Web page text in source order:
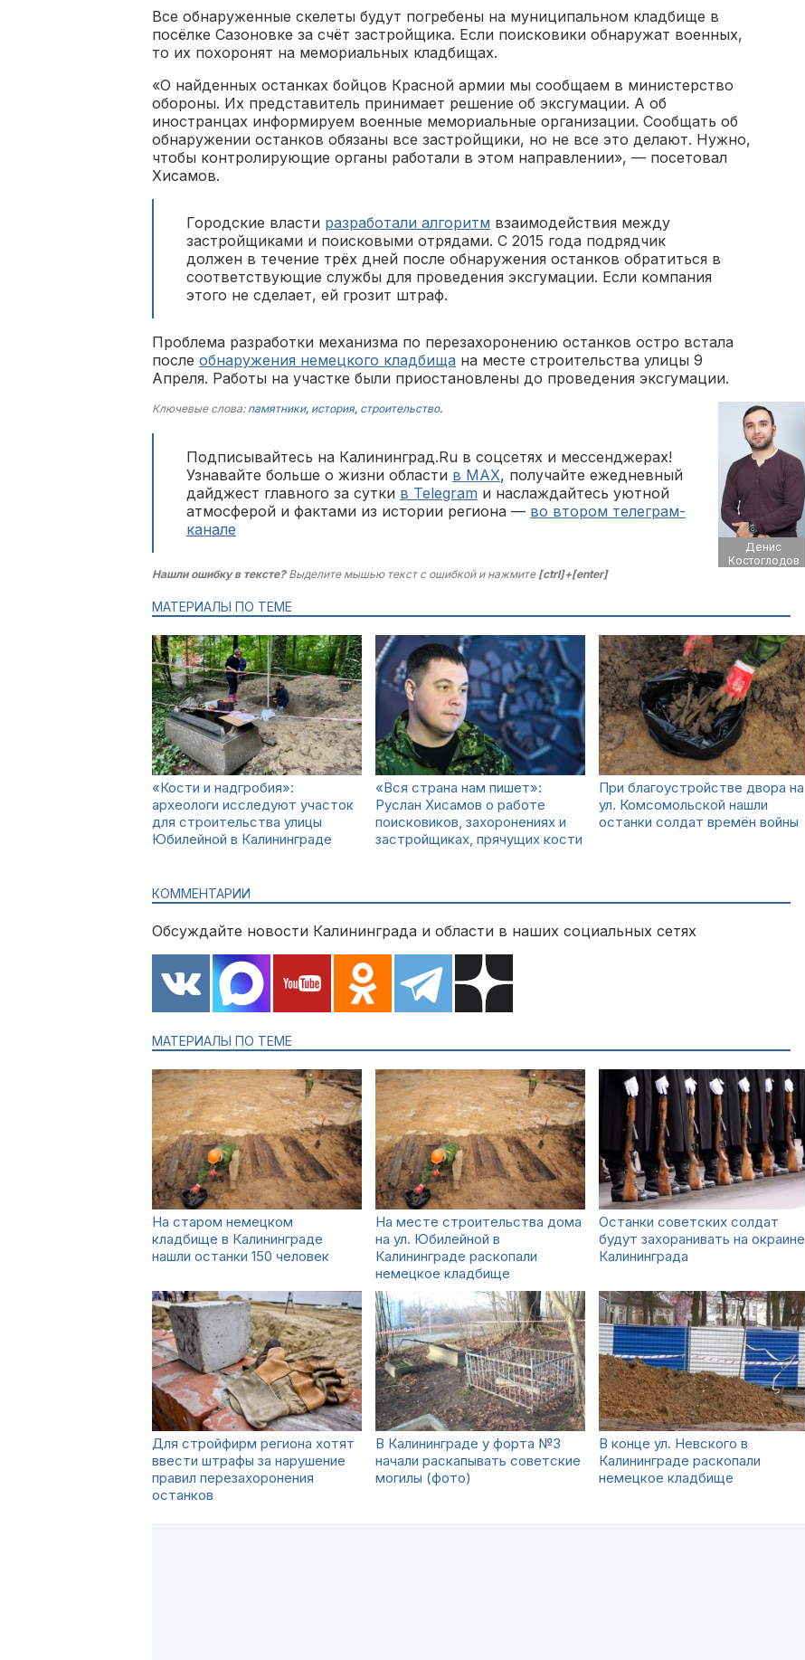
Все обнаруженные скелеты будут погребены на муниципальном кладбище в
посёлке Сазоновке за счёт застройщика. Если поисковики обнаружат военных,
то их похоронят на мемориальных кладбищах.
«О найденных останках бойцов Красной армии мы сообщаем в министерство
обороны. Их представитель принимает решение об эксгумации. А об
иностранцах информируем военные мемориальные организации. Сообщать об
обнаружении останков обязаны все застройщики, но не все это делают. Нужно,
чтобы контролирующие органы работали в этом направлении», — посетовал
Хисамов.
Городские власти разработали алгоритм взаимодействия между
застройщиками и поисковыми отрядами. С 2015 года подрядчик
должен в течение трёх дней после обнаружения останков обратиться в
соответствующие службы для проведения эксгумации. Если компания
этого не сделает, ей грозит штраф.
Проблема разработки механизма по перезахоронению останков остро встала
после обнаружения немецкого кладбища на месте строительства улицы 9
Апреля. Работы на участке были приостановлены до проведения эксгумации.
Денис
Костоглодов
Ключевые слова: памятники, история, строительство.
Подписывайтесь на Калининград.Ru в соцсетях и мессенджерах!
Узнавайте больше о жизни области в MAX, получайте ежедневный
дайджест главного за сутки в Telegram и наслаждайтесь уютной
атмосферой и фактами из истории региона — во втором телеграм-
канале
Нашли ошибку в тексте?Выделите мышью текст с ошибкой и нажмите [ctrl]+[enter]
МАТЕРИАЛЫ ПО ТЕМЕ
«Кости и надгробия»:
археологи исследуют участок
для строительства улицы
Юбилейной в Калининграде
«Вся страна нам пишет»:
Руслан Хисамов о работе
поисковиков, захоронениях и
застройщиках, прячущих кости
При благоустройстве двора на
ул. Комсомольской нашли
останки солдат времён войны
КОММЕНТАРИИ
Обсуждайте новости Калининграда и области в наших социальных сетях
МАТЕРИАЛЫ ПО ТЕМЕ
На старом немецком
кладбище в Калининграде
нашли останки 150 человек
На месте строительства дома
на ул. Юбилейной в
Калининграде раскопали
немецкое кладбище
Останки советских солдат
будут захоранивать на окраине
Калининграда
Для стройфирм региона хотят
ввести штрафы за нарушение
правил перезахоронения
останков
В Калининграде у форта №3
начали раскапывать советские
могилы (фото)
В конце ул. Невского в
Калининграде раскопали
немецкое кладбище